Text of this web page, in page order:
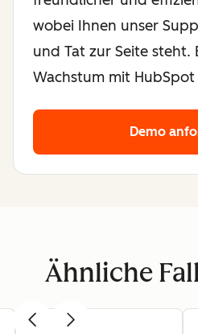
wobei Ihnen unser
und Tat zur Seite steht.
Wachstum mit HubSpot
Demo
Ähnliche